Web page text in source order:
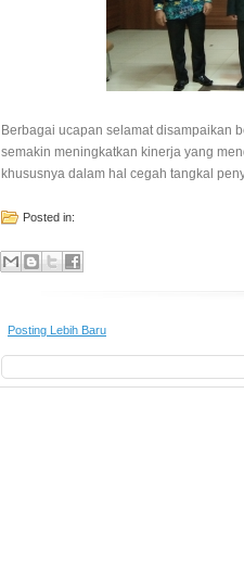
Berbagai ucapan selamat disampaikan
semakin meningkatkan kinerja yang
khususnya dalam hal cegah tangkal
Posted in:
Posting Lebih Baru